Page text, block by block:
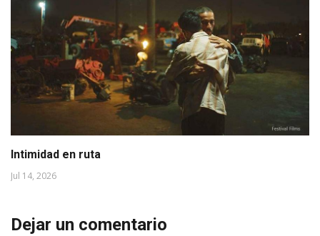
Intimidad en ruta
Jul 14, 2026
Dejar un comentario